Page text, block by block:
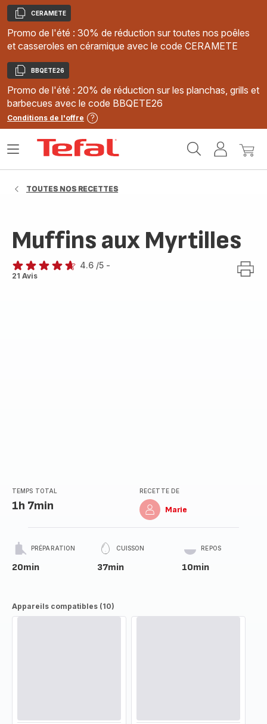
Copier
CERAMETE
Promo de l'été : 30% de réduction sur toutes nos poêles
et casseroles en céramique avec le code CERAMETE
Copier
BBQETE26
Promo de l'été : 20% de réduction sur les planchas, grills et
barbecues avec le code BBQETE26
Conditions de l'offre
MonMon
Ouvrir
TOUTES NOS RECETTES
Muffins aux Myrtilles
ratings.4.6
4.6 /5 -
21 Avis
TEMPS TOTAL
1h 7min
RECETTE DE
Marie
PRÉPARATION
20min
CUISSON
37min
REPOS
10min
Appareils compatibles (10)